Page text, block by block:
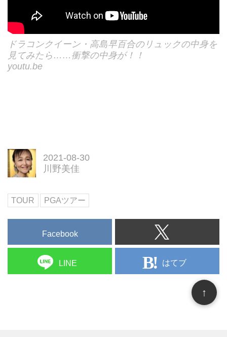
ドラコンクイーン・高島早百合のリュックの中身を
見てみたら……衝撃の中身が！！
youtu.be
2021-08-30
川野美佳
TOUR PGAツアー
Facebook
LINE はてブ
↑